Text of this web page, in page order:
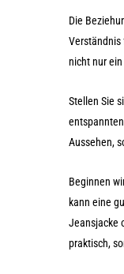
Die
Verständnis
nicht nur
Stellen Sie
Aussehen,
Beginnen
kann eine
Jeansjacke
praktisch,